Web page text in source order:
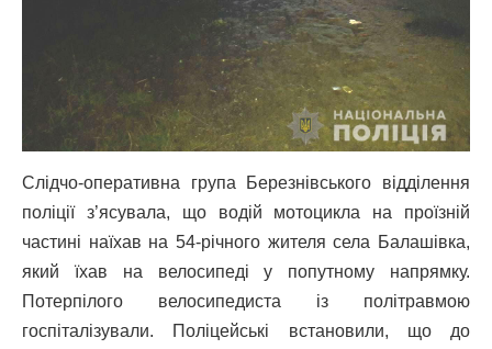
Слідчо-оперативна група Березнівського відділення
поліції з’ясувала, що водій мотоцикла на проїзній
частині наїхав на 54-річного жителя села Балашівка,
який їхав на велосипеді у попутному напрямку.
Потерпілого велосипедиста із політравмою
госпіталізували. Поліцейські встановили, що до